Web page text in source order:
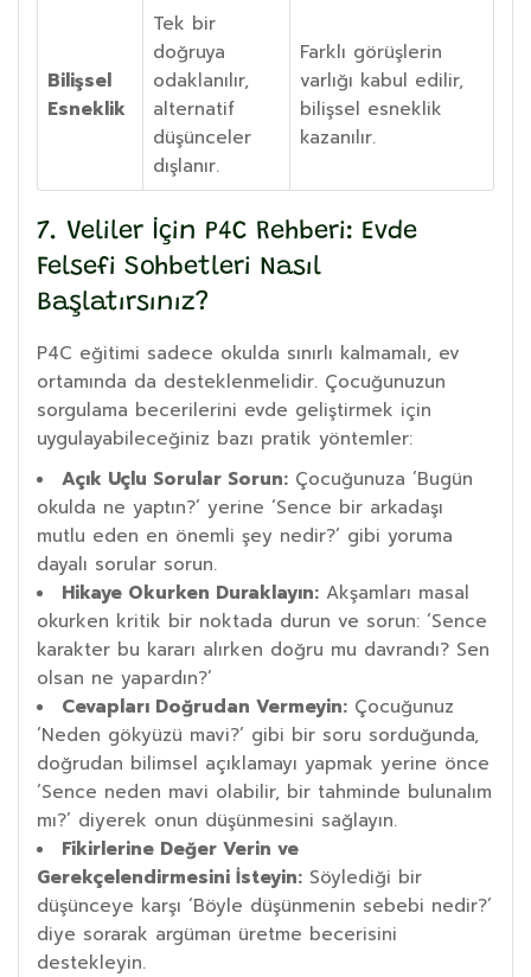
Bilişsel
Esneklik
Tek bir
doğruya
odaklanılır,
alternatif
düşünceler
dışlanır.
Farklı görüşlerin
varlığı kabul edilir,
bilişsel esneklik
kazanılır.
7. Veliler İçin P4C Rehberi: Evde
Felsefi Sohbetleri Nasıl
Başlatırsınız?
P4C eğitimi sadece okulda sınırlı kalmamalı, ev
ortamında da desteklenmelidir. Çocuğunuzun
sorgulama becerilerini evde geliştirmek için
uygulayabileceğiniz bazı pratik yöntemler:
Açık Uçlu Sorular Sorun: Çocuğunuza ‘Bugün
okulda ne yaptın?’ yerine ‘Sence bir arkadaşı
mutlu eden en önemli şey nedir?’ gibi yoruma
dayalı sorular sorun.
Hikaye Okurken Duraklayın: Akşamları masal
okurken kritik bir noktada durun ve sorun: ‘Sence
karakter bu kararı alırken doğru mu davrandı? Sen
olsan ne yapardın?’
Cevapları Doğrudan Vermeyin: Çocuğunuz
‘Neden gökyüzü mavi?’ gibi bir soru sorduğunda,
doğrudan bilimsel açıklamayı yapmak yerine önce
‘Sence neden mavi olabilir, bir tahminde bulunalım
mı?’ diyerek onun düşünmesini sağlayın.
Fikirlerine Değer Verin ve
Gerekçelendirmesini İsteyin: Söylediği bir
düşünceye karşı ‘Böyle düşünmenin sebebi nedir?’
diye sorarak argüman üretme becerisini
destekleyin.